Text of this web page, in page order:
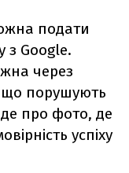
подати
з Google.
через
що порушують
про фото, де
успіху